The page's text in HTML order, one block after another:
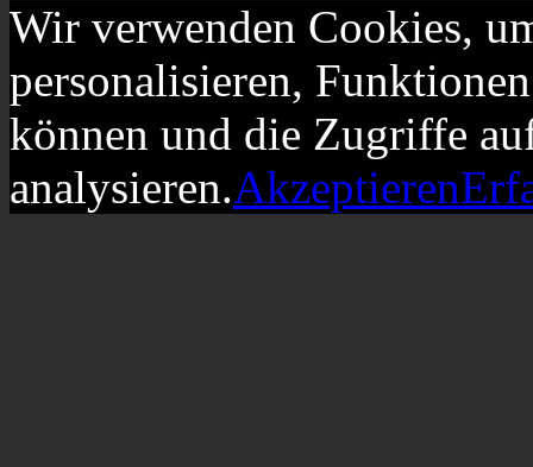
Wir verwenden Cookies,
personalisieren,
können und die Zugriffe
analysieren.Akzeptieren